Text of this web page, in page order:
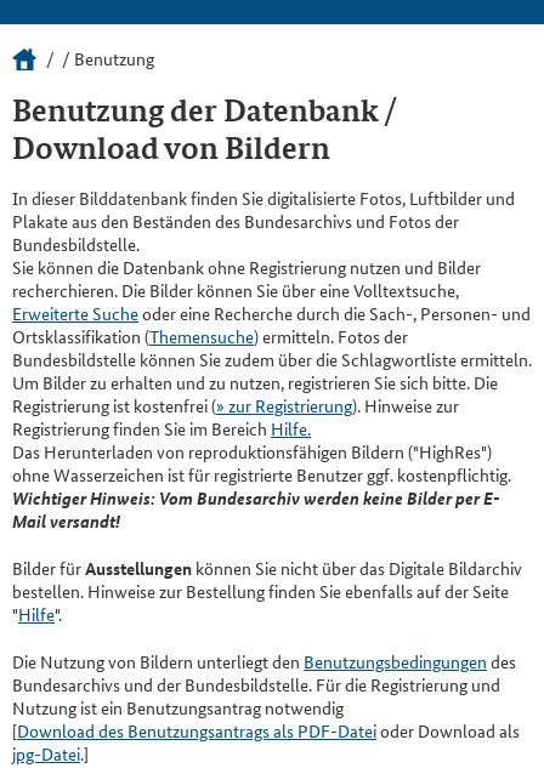
Benutzung
Benutzung der Datenbank /
Download von Bildern
In dieser Bilddatenbank finden Sie digitalisierte Fotos, Luftbilder und
Plakate aus den Beständen des Bundesarchivs und Fotos der
Bundesbildstelle.
Sie können die Datenbank ohne Registrierung nutzen und Bilder
recherchieren. Die Bilder können Sie über eine Volltextsuche,
Erweiterte Sucheoder eine Recherche durch die Sach-, Personen- und
Ortsklassifikation (Themensuche) ermitteln. Fotos der
Bundesbildstelle können Sie zudem über die Schlagwortliste ermitteln.
Um Bilder zu erhalten und zu nutzen, registrieren Sie sich bitte. Die
Registrierung ist kostenfrei (» zur Registrierung). Hinweise zur
Registrierung finden Sie im Bereich Hilfe.
Das Herunterladen von reproduktionsfähigen Bildern ("HighRes")
ohne Wasserzeichen ist für registrierte Benutzer ggf. kostenpflichtig.
Wichtiger Hinweis: Vom Bundesarchiv werden keine Bilder per E-
Mail versandt!
Bilder fürAusstellungen können Sie nicht über das Digitale Bildarchiv
bestellen. Hinweise zur Bestellung finden Sie ebenfalls auf der Seite
"Hilfe".
Die Nutzung von Bildern unterliegt den Benutzungsbedingungen des
Bundesarchivs und der Bundesbildstelle. Für die Registrierung und
Nutzung ist ein Benutzungsantrag notwendig
[Download des Benutzungsantrags als PDF-Dateioder Download als
jpg-Datei.]